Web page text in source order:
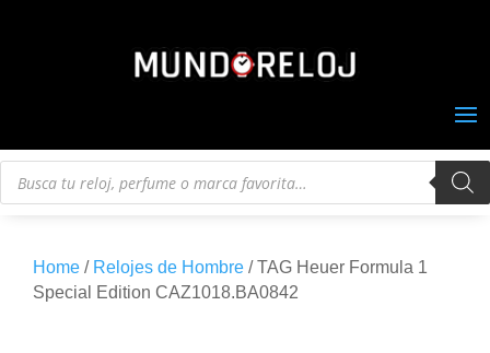
Búsqueda
Home / Relojes de Hombre / TAG Heuer Formula 1
Special Edition CAZ1018.BA0842